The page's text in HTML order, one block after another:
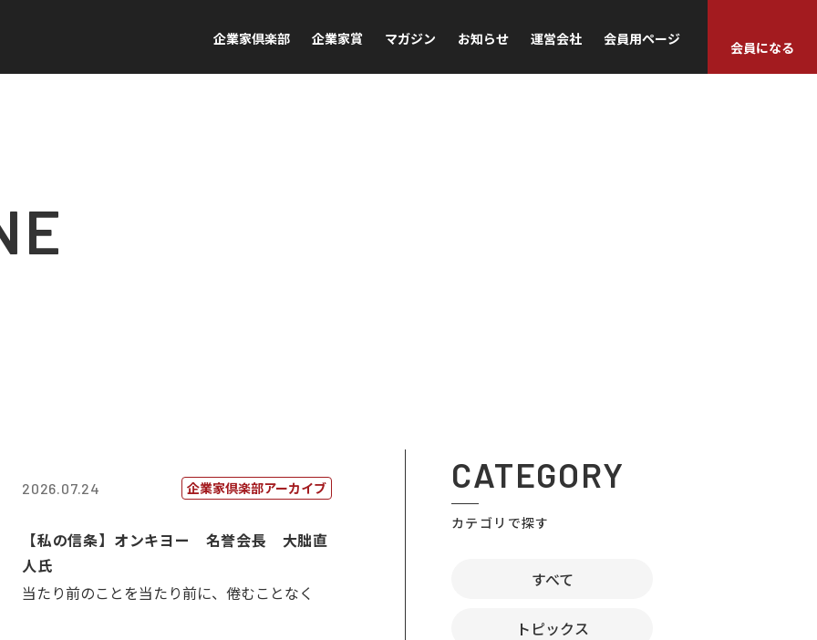
企業家倶楽部 企業家賞 マガジン お知らせ 運営会社 会員用ページ
会員になる
2026.07.24 企業家倶楽部アーカイブ
【私の信条】オンキヨー 名誉会長 大朏直
人氏
当たり前のことを当たり前に、倦むことなく
CATEGORY
カテゴリで探す
すべて
トピックス